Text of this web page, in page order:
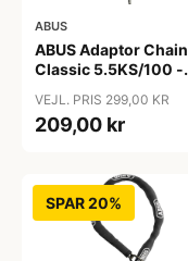
ABUS
ABUS Adaptor Chain
Classic 5.5KS/100 -
VEJL. PRIS 299,00 KR
209,00 kr
SPAR 20%